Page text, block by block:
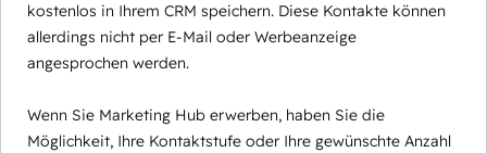
kostenlos in Ihrem CRM speichern. Diese Kontakte können
allerdings nicht per E-Mail oder Werbeanzeige
angesprochen werden.
Wenn Sie Marketing Hub erwerben, haben Sie die
Möglichkeit, Ihre Kontaktstufe oder Ihre gewünschte Anzahl